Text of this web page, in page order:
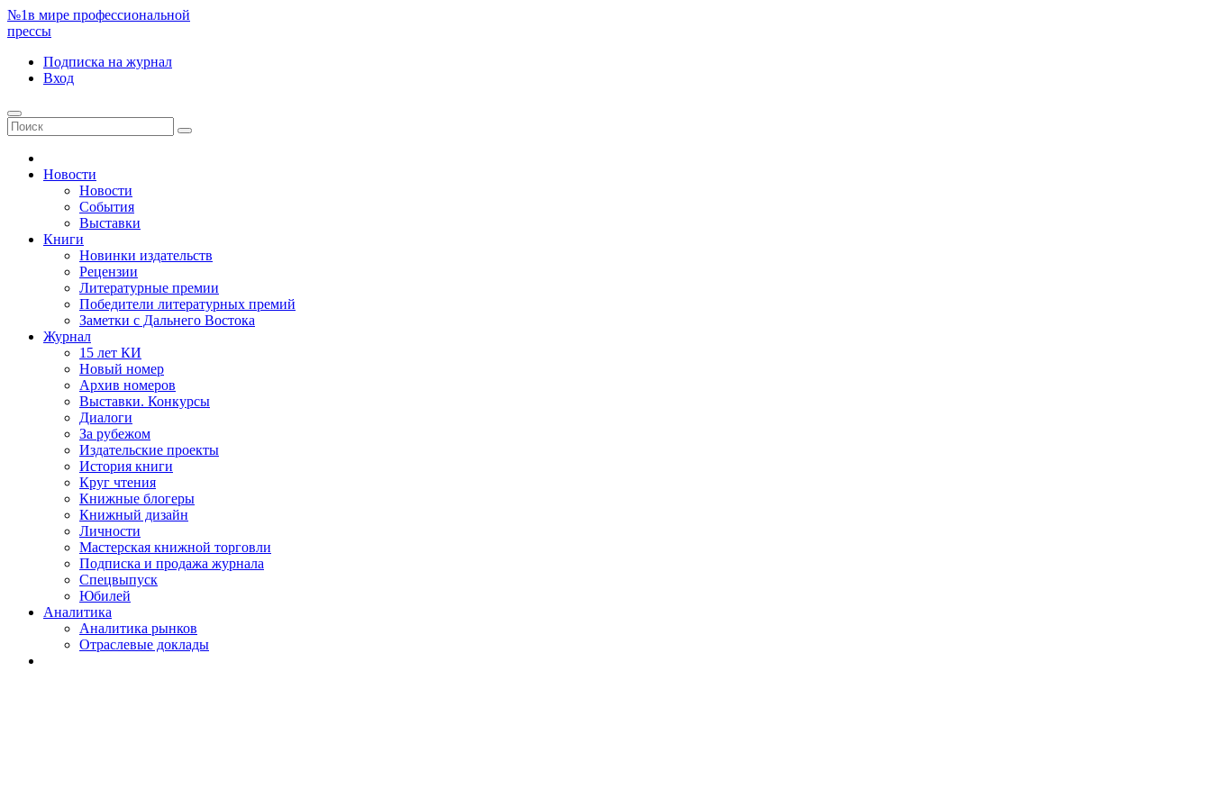
№1в мире профессиональной
прессы
Подписка на журнал
Вход
Новости
Новости
События
Выставки
Книги
Новинки издательств
Рецензии
Литературные премии
Победители литературных премий
Заметки с Дальнего Востока
Журнал
15 лет КИ
Новый номер
Архив номеров
Выставки. Конкурсы
Диалоги
За рубежом
Издательские проекты
История книги
Круг чтения
Книжные блогеры
Книжный дизайн
Личности
Мастерская книжной торговли
Подписка и продажа журнала
Спецвыпуск
Юбилей
Аналитика
Аналитика рынков
Отраслевые доклады